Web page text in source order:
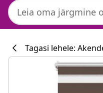
Tagasi lehele: